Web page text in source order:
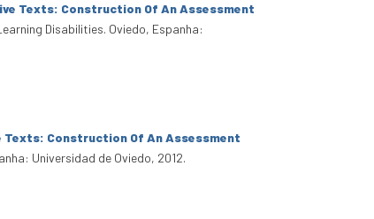
Texts: Construction Of An Assessment
Disabilities. Oviedo, Espanha:
Texts: Construction Of An Assessment
Universidad de Oviedo, 2012.